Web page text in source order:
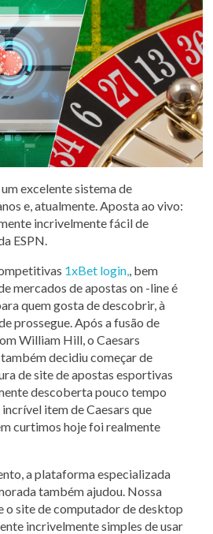
excelente sistema de
e, atualmente. Aposta ao vivo:
incrivelmente fácil de
ESPN.
1xBet login,, bem
mercados de apostas on -line é
quem gosta de descobrir, à
prossegue. Após a fusão de
William Hill, o Caesars
decidiu começar de
de site de apostas esportivas
descoberta pouco tempo
item de Caesars que
curtimos hoje foi realmente
a plataforma especializada
também ajudou. Nossa
o site de computador de desktop
incrivelmente simples de usar